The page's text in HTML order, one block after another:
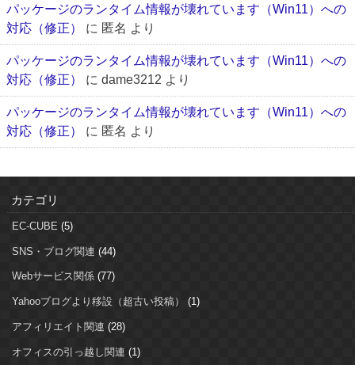
パッケージのランタイム情報が壊れています（Win11）への
対応（修正）
に 匿名 より
パッケージのランタイム情報が壊れています（Win11）への
対応（修正）
に dame3212 より
パッケージのランタイム情報が壊れています（Win11）への
対応（修正）
に 匿名 より
カテゴリ
EC-CUBE (5)
SNS・ブログ関連 (44)
Webサービス関係 (77)
Yahooブログより移設（超古い投稿） (1)
アフィリエイト関連 (28)
オフィスの引っ越し関連 (1)